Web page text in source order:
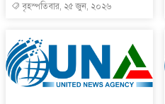
বৃহস্পতিবার, ২৫ জুন, ২০২৬